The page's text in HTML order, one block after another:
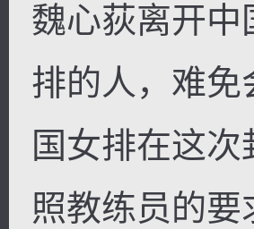
魏心荻离开
排的人，难
国女排在这次
照教练员的要